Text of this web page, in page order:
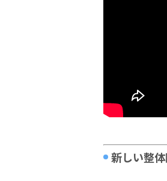
新しい整